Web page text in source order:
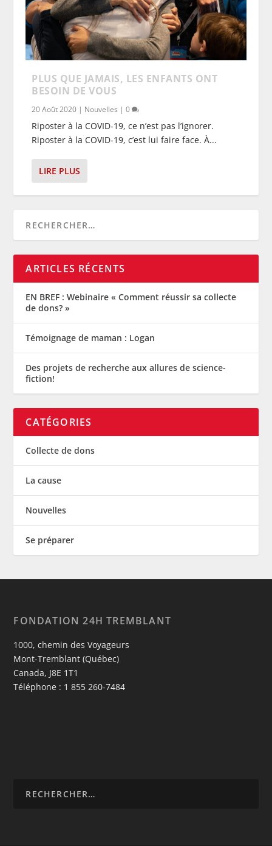
PLUS QUE JAMAIS, LES ENFANTS ONT
BESOIN DE VOUS
20 Août 2020 | Nouvelles |0
Riposter à la COVID-19, ce n’est pas l’ignorer.
Riposter à la COVID-19, c’est lui faire face. À...
LIRE PLUS
ARTICLES RÉCENTS
EN BREF : Webinaire « Comment réussir sa collecte
de dons? »
Témoignage de maman : Logan
Des projets de recherche aux allures de science-
fiction!
CATÉGORIES
Collecte de dons
La cause
Nouvelles
Se préparer
FONDATION 24H TREMBLANT
1000, chemin des Voyageurs
Mont-Tremblant (Québec)
Canada, J8E 1T1
Téléphone : 1 855 260-7484